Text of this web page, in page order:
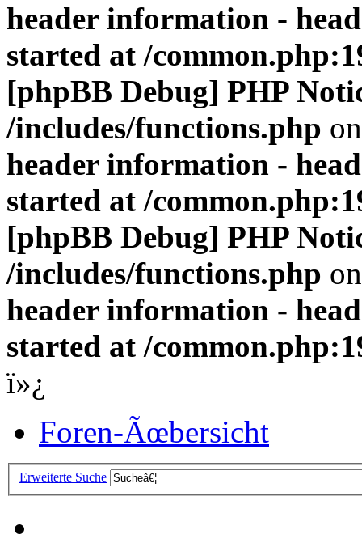
header information -
started at /
[phpBB Debug] PHP
/includes/functions.php
header information -
started at /
[phpBB Debug] PHP
/includes/functions.php
header information -
started at /
ï»¿
Foren-Ãœbersicht
Erweiterte Suche